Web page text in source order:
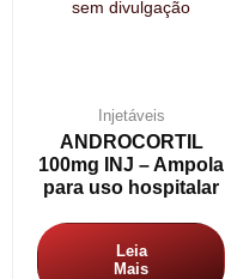
Injetáveis
ANDROCORTIL
100mg INJ – Ampola
para uso hospitalar
Leia
Mais